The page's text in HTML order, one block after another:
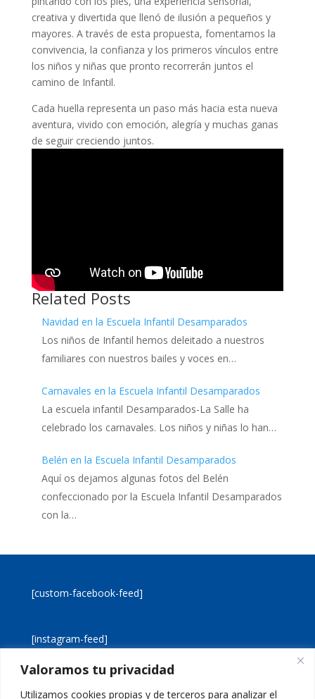
Valoramos tu privacidad
Utilizamos cookies propias y de terceros para analizar el
creativa y divertida que llenó de ilusión a pequeños y
mayores. A través de esta propuesta, fomentamos la
convivencia, la confianza y los primeros vínculos entre
los niños y niñas que pronto recorrerán juntos el
camino de Infantil.
Cada huella representa un paso más hacia esta nueva
aventura, vivido con emoción, alegría y muchas ganas
de seguir creciendo juntos.
Related Posts
Navidad en la Escuela Infantil Desamparados
Los niños de Infantil hemos deleitado a nuestros
familiares con nuestros bailes y voces en…
Carnavales en la Escuela Infantil Desamparados
La escuela infantil Desamparados-La Salle ha
celebrado los carnavales. Los niños y niñas lo han…
Belén en la Escuela Infantil Desamparados
Aquí os dejamos algunas fotos del Belén
confeccionado por la Escuela Infantil Desamparados
con la…
[custom-facebook-feed]
[instagram-feed]